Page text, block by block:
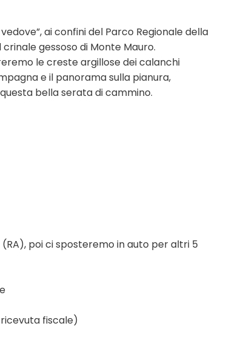
ai confini del Parco Regionale della
gessoso di Monte Mauro.
le creste argillose dei calanchi
e il panorama sulla pianura,
bella serata di cammino.
(RA), poi ci sposteremo in auto per altri 5
fiscale)